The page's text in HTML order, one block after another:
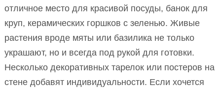
отличное место для красивой посуды, банок для
круп, керамических горшков с зеленью. Живые
растения вроде мяты или базилика не только
украшают, но и всегда под рукой для готовки.
Несколько декоративных тарелок или постеров на
стене добавят индивидуальности. Если хочется